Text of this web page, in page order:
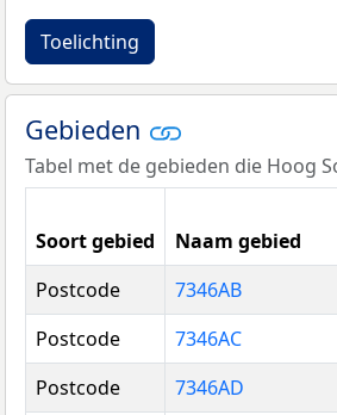
Toelichting
Gebieden
Tabel met de gebieden die Hoog
Soort gebied Naam gebied
Postcode
7346AB
Postcode
7346AC
Postcode
7346AD